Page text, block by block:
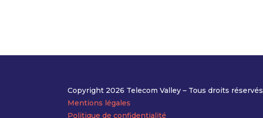
Copyright 2026 Telecom Valley – Tous droits réservés
Mentions légales
Politique de confidentialité